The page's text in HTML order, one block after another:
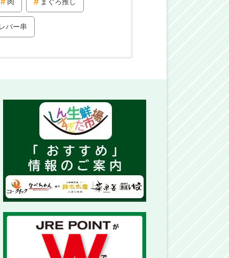
バー串